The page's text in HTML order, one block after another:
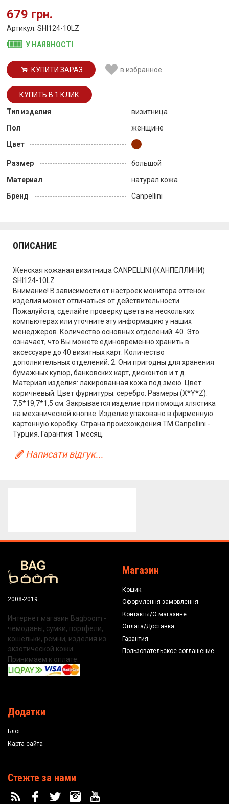
679 грн.
Артикул: SHI124-10LZ
У НАЯВНОСТІ
КУПИТИ ЗАРАЗ в избранное
Тип изделия
визитница
Пол
женщине
Цвет
Размер
большой
Материал
натурал кожа
Бренд
Canpellini
ОПИСАНИЕ
Женская кожаная визитница CANPELLINI (КАНПЕЛЛИНИ)
SHI124-10LZ
Внимание! В зависимости от настроек монитора оттенок
изделия может отличаться от действительности.
Пожалуйста, сделайте проверку цвета на нескольких
компьютерах или уточните эту информацию у наших
менеджеров. Количество основных отделений: 40. Это
означает, что Вы можете единовременно хранить в
аксессуаре до 40 визитных карт. Количество
дополнительных отделений: 2. Они пригодны для хранения
бумажных купюр, банковских карт, дисконтов и т.д.
Материал изделия: лакированная кожа под змею. Цвет:
коричневый. Цвет фурнитуры: серебро. Размеры (X*Y*Z):
7,5*19,7*1,5 см. Закрывается изделие при помощи хлястика
на механической кнопке. Изделие упаковано в фирменную
картонную коробку. Страна происхождения ТМ Canpellini -
Турция. Гарантия: 1 месяц.
Написати відгук...
2008-2019
Интернет магазин Bagboom -
чемоданы, сумки, портфели,
кошельки, ремни, изделия из
экзотической кожи.
Принимаем к оплате:
Магазин
Кошик
Оформлення замовлення
Контакты/О магазине
Оплата/Доставка
Гарантия
Пользовательское соглашение
Додатки
Блог
Карта сайта
Стежте за нами